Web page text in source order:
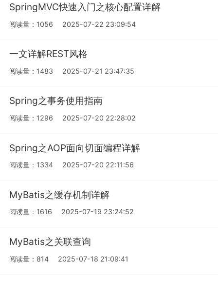
SpringMVC快速入门之核心配置详解
阅读量：1056 2025-07-22 23:09:54
一文详解REST风格
阅读量：1483 2025-07-21 23:47:35
Spring之事务使用指南
阅读量：1296 2025-07-20 22:28:02
Spring之AOP面向切面编程详解
阅读量：1334 2025-07-20 22:11:56
MyBatis之缓存机制详解
阅读量：1616 2025-07-19 23:24:52
MyBatis之关联查询
阅读量：814 2025-07-18 21:09:41